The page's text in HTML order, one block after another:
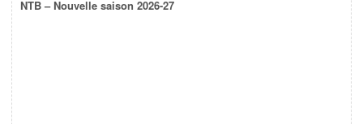
NTB – Nouvelle saison 2026-27